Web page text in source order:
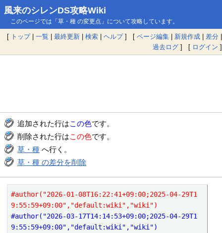
風来のシレンDS攻略Wiki
このページでは「草・種 の変更点」について攻略しています。
[ トップ| 一覧 | 最終更新 | 検索 | ヘルプ] [ ページ編集 | 新規作成 | 差分 |
過去ログ ] [ ログイン ]
追加された行はこの色です。
削除された行はこの色です。
草・種 へ行く。
草・種 の差分を削除
#author("2026-01-08T16:22:41+09:00;2025-04-29T1
9:55:59+09:00","default:wiki","wiki")
#author("2026-03-17T14:14:53+09:00;2025-04-29T1
9:55:59+09:00","default:wiki","wiki")